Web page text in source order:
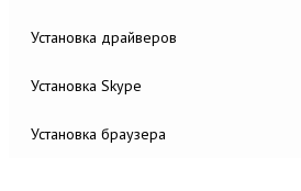
Установка драйверов
Установка Skype
Установка браузера